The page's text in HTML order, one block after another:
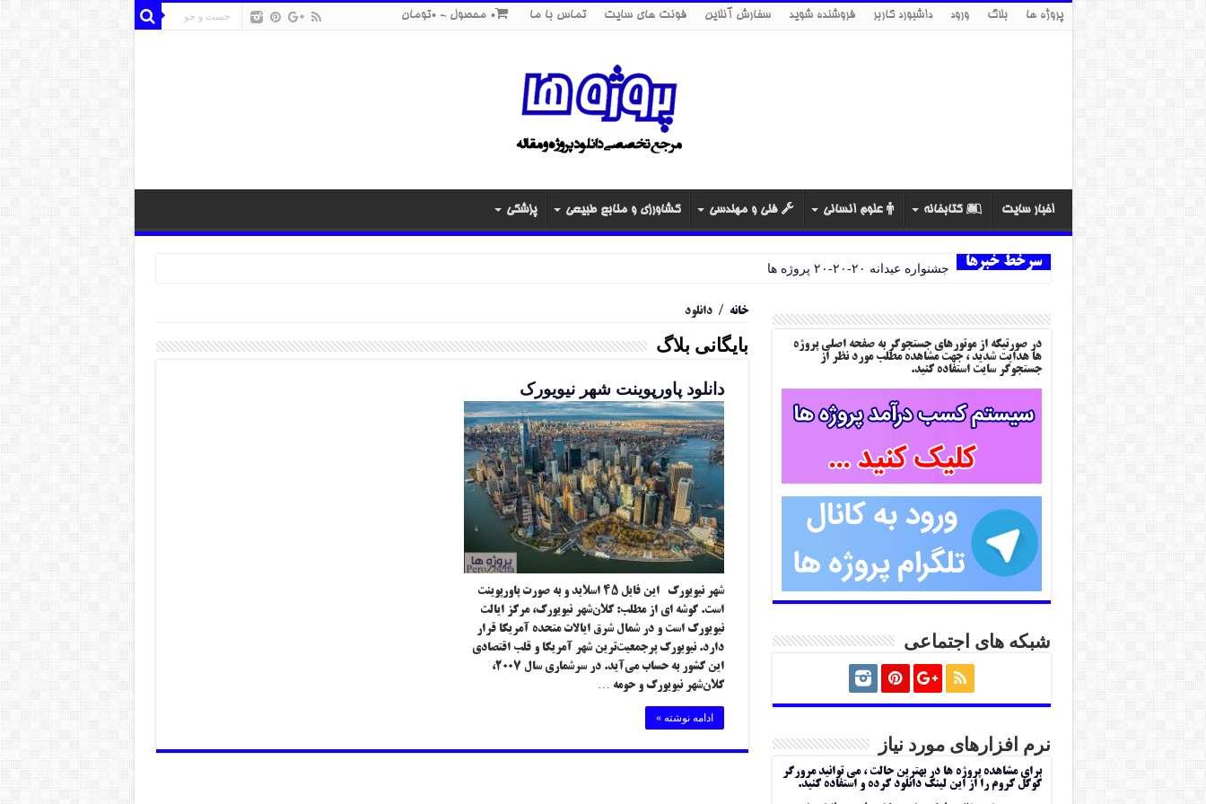
پروژه ها بلاگ ورود داشبورد کاربر فروشنده شوید سفارش آنلاین فونت های سایت تماس با ما 0 محصول 0تومان
اخبار سایت کتابخانه علوم انسانی فنی و مهندسی کشاورزی و منابع طبیعی پزشکی
سرخط خبرها جشنواره عیدانه ۲۰-۲۰-۲۰ پروژه ها
خانه / دانلود
بایگانی بلاگ
دانلود پاورپوینت شهر نیویورک
شهر نیویورک این فایل ۴۵ اسلاید و به صورت پاورپوینت
است. گوشه ای از مطلب: کلان‌شهر نیویورک، مرکز ایالت
نیویورک است و در شمال شرق ایالات متحده آمریکا قرار
دارد. نیویورک پرجمعیت‌ترین شهر آمریکا و قلب اقتصادی
این کشور به حساب می‌آید. در سرشماری سال ۲۰۰۷،
کلان‌شهر نیویورک و حومه …
ادامه نوشته »
در صورتیکه از موتورهای جستجوگر به صفحه اصلی پروژه
ها هدایت شدید ، جهت مشاهده مطلب مورد نظر از
جستجوگر سایت استفاده کنید.
شبکه های اجتماعی
نرم افزارهای مورد نیاز
برای مشاهده پروژه ها در بهترین حالت ، می توانید مرورگر
گوگل کروم را از این لینک دانلود کرده و استفاده کنید.